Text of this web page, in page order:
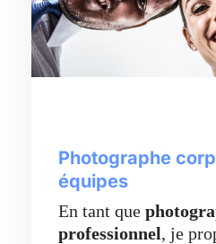
Photographe
équipes
En tant que
professionnel, je